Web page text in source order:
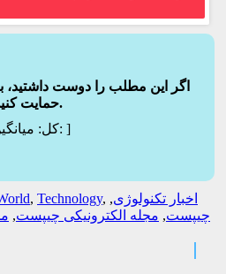
اگر این مطلب را دوست داشتید،
حمایت کنید.
[کل:میانگین: ]
, Technology, اخبار تکنولوژی,
چیپست, مجله الکترونیکی چیپست,